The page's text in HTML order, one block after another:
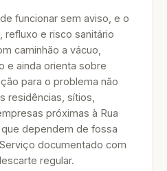
funcionar sem aviso, e o
refluxo e risco sanitário
caminhão a vácuo,
e ainda orienta sobre
para o problema não
residências, sítios,
próximas à Rua
dependem de fossa
documentado com
regular.